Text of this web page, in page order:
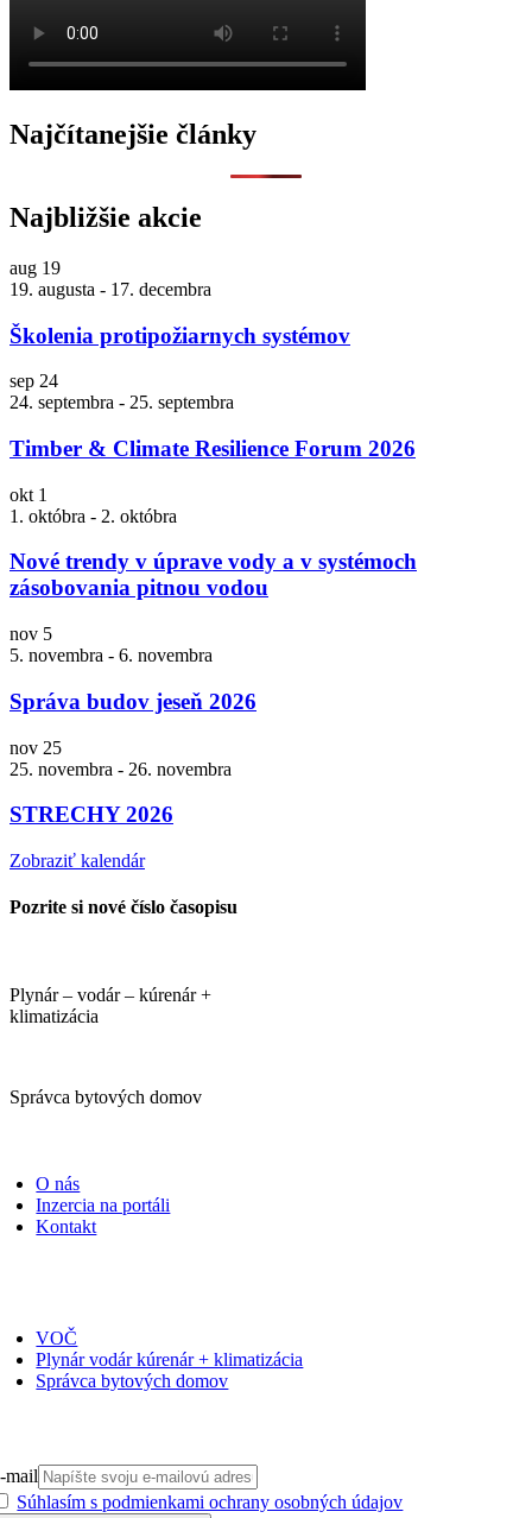
Najčítanejšie články
Najbližšie akcie
aug 19
19. augusta - 17. decembra
Školenia protipožiarnych systémov
sep 24
24. septembra - 25. septembra
Timber & Climate Resilience Forum 2026
okt 1
1. októbra - 2. októbra
Nové trendy v úprave vody a v systémoch
zásobovania pitnou vodou
nov 5
5. novembra - 6. novembra
Správa budov jeseň 2026
nov 25
25. novembra - 26. novembra
STRECHY 2026
Zobraziť kalendár
Pozrite si nové číslo časopisu
Plynár – vodár – kúrenár +
klimatizácia
Správca bytových domov
O nás
Inzercia na portáli
Kontakt
VOČ
Plynár vodár kúrenár + klimatizácia
Správca bytových domov
mail
Súhlasím s podmienkami ochrany osobných údajov